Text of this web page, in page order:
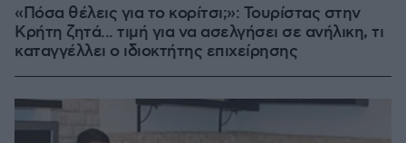
«Πόσα θέλεις για το κορίτσι;»: Τουρίστας στην
Κρήτη ζητά... τιμή για να ασελγήσει σε ανήλικη, τι
καταγγέλλει ο ιδιοκτήτης επιχείρησης